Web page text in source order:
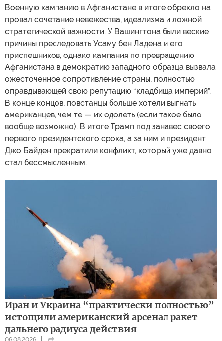
Военную кампанию в Афганистане в итоге обрекло на
провал сочетание невежества, идеализма и ложной
стратегической важности. У Вашингтона были веские
причины преследовать Усаму бен Ладена и его
приспешников, однако кампания по превращению
Афганистана в демократию западного образца вызвала
ожесточенное сопротивление страны, полностью
оправдывающей свою репутацию “кладбища империй”.
В конце концов, повстанцы больше хотели выгнать
американцев, чем те — их одолеть (если такое было
вообще возможно). В итоге Трамп под занавес своего
первого президентского срока, а за ним и президент
Джо Байден прекратили конфликт, который уже давно
стал бессмысленным.
Иран и Украина “практически полностью”
истощили американский арсенал ракет
дальнего радиуса действия
06.08.2026